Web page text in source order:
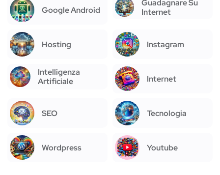
Google Android
Guadagnare Su
Internet
Hosting Instagram
Intelligenza
Artificiale
Internet
SEO Tecnologia
Wordpress Youtube